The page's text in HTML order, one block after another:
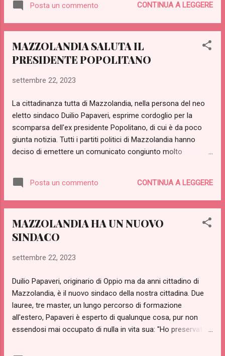
cittadinanza sono pronto anche a scelte
impopolari...approvare l'invio di carri armati in Ungheria, per
Posta un commento CONTINUA A LEGGERE
MAZZOLANDIA SALUTA IL
PRESIDENTE POPOLITANO
settembre 22, 2023
La cittadinanza tutta di Mazzolandia, nella persona del neo
eletto sindaco Duilio Papaveri, esprime cordoglio per la
scomparsa dell'ex presidente Popolitano, di cui è da poco
giunta notizia. Tutti i partiti politici di Mazzolandia hanno
deciso di emettere un comunicato congiunto molto
ricordasse la figura del Presidente secondo la propria
specifica sensibilità e modo di pensare. Ma a ben vedere non
risulta che qui nessuno abbia mai pensato nulla. Ci uniamo
Posta un commento CONTINUA A LEGGERE
MAZZOLANDIA HA UN NUOVO
SINDACO
settembre 22, 2023
Duilio Papaveri, originario di Oppio ma da anni cittadino di
Mazzolandia, è il nuovo sindaco della nostra cittadina. Due
lauree, tre master, un lungo percorso di formazione
all'estero, Papaveri è esperto di qualunque cosa, pur non
essendosi mai occupato di nulla in vita sua: "Ho preservato